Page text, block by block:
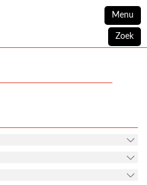
Menu
Zoek